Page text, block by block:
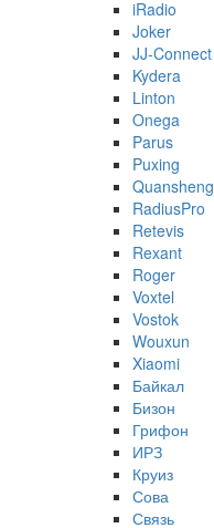
iRadio
Joker
JJ-Connect
Kydera
Linton
Onega
Parus
Puxing
Quansheng
RadiusPro
Retevis
Rexant
Roger
Voxtel
Vostok
Wouxun
Xiaomi
Байкал
Бизон
Грифон
ИРЗ
Круиз
Сова
Связь